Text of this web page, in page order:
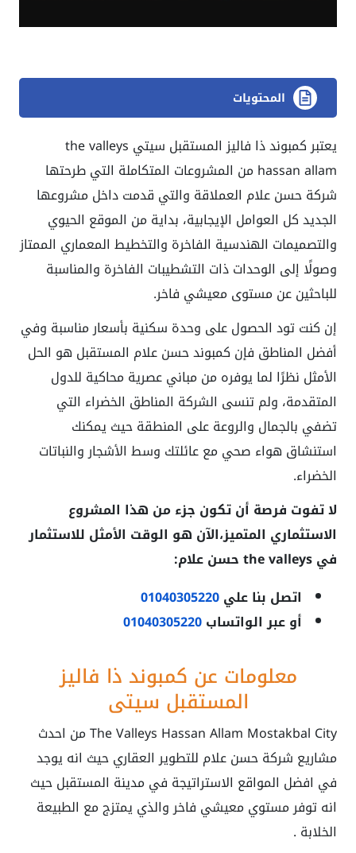
المحتويات
يعتبر كمبوند ذا فاليز المستقبل سيتي the valleys
hassan allam من المشروعات المتكاملة التي طرحتها
شركة حسن علام العملاقة والتي قدمت داخل مشروعها
الجديد كل العوامل الإيجابية، بداية من الموقع الحيوي
والتصميمات الهندسية الفاخرة والتخطيط المعماري الممتاز
وصولًا إلى الوحدات ذات التشطيبات الفاخرة والمناسبة
للباحثين عن مستوى معيشي فاخر.
إن كنت تود الحصول على وحدة سكنية بأسعار مناسبة وفي
أفضل المناطق فإن كمبوند حسن علام المستقبل هو الحل
الأمثل نظرًا لما يوفره من مباني عصرية محاكية للدول
المتقدمة، ولم تنسى الشركة المناطق الخضراء التي
تضفي بالجمال والروعة على المنطقة حيث يمكنك
استنشاق هواء صحي مع عائلتك وسط الأشجار والنباتات
الخضراء.
لا تفوت فرصة أن تكون جزء من هذا المشروع
الاستثماري المتميز،الآن هو الوقت الأمثل للاستثمار
في the valleys حسن علام:
اتصل بنا علي01040305220
أو عبر الواتساب01040305220
معلومات عن كمبوند ذا فاليز
المستقبل سيتي
The Valleys Hassan Allam Mostakbal City من احدث
مشاريع شركة حسن علام للتطوير العقاري حيث انه يوجد
في افضل المواقع الاستراتيجة في مدينة المستقبل حيث
انه توفر مستوي معيشي فاخر والذي يمتزج مع الطبيعة
الخلابة .